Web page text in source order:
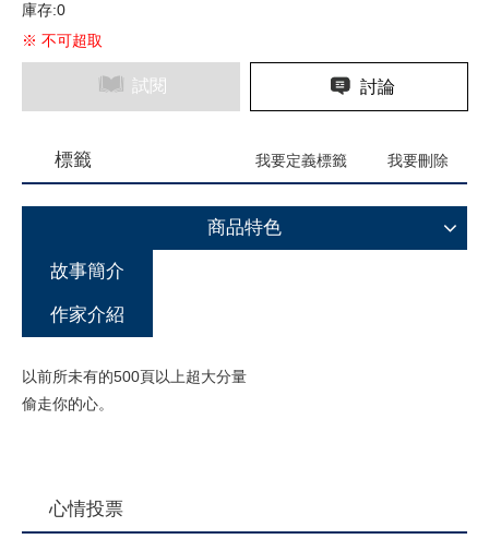
庫存:0
※ 不可超取
試閱 討論
標籤 我要定義標籤 我要刪除
商品特色
故事簡介
作家介紹
以前所未有的500頁以上超大分量
偷走你的心。
心情投票